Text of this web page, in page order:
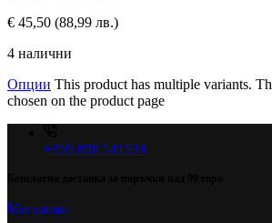
€ 45,50 (88,99 лв.)
4 налични
Опции This product has multiple variants.
chosen on the product page
+359 898 541534
Магазини